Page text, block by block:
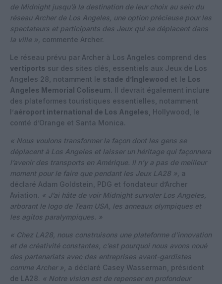
de Midnight jusqu’à la destination de leur choix au sein du
réseau Archer de Los Angeles, une option précieuse pour les
spectateurs et participants des Jeux qui se déplacent dans
la ville », commente Archer.
Le réseau prévu par Archer à Los Angeles comprend des
vertiports sur des sites clés, essentiels aux Jeux de Los
Angeles 28, notamment le stade d’Inglewood et le Los
Angeles Memorial Coliseum. Il devrait également inclure
des plateformes touristiques essentielles, notamment
l’aéroport international de Los Angeles , Hollywood, le
comté d’Orange et Santa Monica.
« Nous voulons transformer la façon dont les gens se
déplacent à Los Angeles et laisser un héritage qui façonnera
l’avenir des transports en Amérique. Il n’y a pas de meilleur
moment pour le faire que pendant les Jeux LA28 », a
déclaré Adam Goldstein, PDG et fondateur d’Archer
Aviation. « J’ai hâte de voir Midnight survoler Los Angeles,
arborant le logo de Team USA, les anneaux olympiques et
les agitos paralympiques. »
« Chez LA28, nous construisons une plateforme d’innovation
et de créativité constantes, c’est pourquoi nous avons noué
des partenariats avec des entreprises avant-gardistes
comme Archer », a déclaré Casey Wasserman, président
de LA28. « Notre vision est de repenser en profondeur